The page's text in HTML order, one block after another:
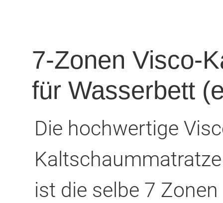
7-Zonen Visco-
für Wasserbett
Die hochwertige
ist die selbe 7